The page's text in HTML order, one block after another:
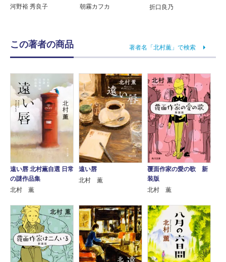
河野裕 秀良子
朝霧カフカ
折口良乃
この著者の商品 著者名「北村薫」で検索
遠い唇 北村薫自選 日常
の謎作品集
北村 薫
遠い唇
北村 薫
覆面作家の愛の歌 新
装版
北村 薫